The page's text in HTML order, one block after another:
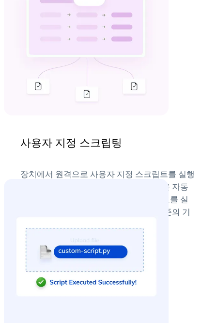
수 있습니다.
사용자 지정 스크립팅
장치에서 원격으로 사용자 지정 스크립트를 실행
하여 복잡하고 시간이 오래 걸리는 작업을 자동
화하는 고급 기능을 활용하세요. 스크립트를 실
행하여 사용자 상호 작용 없이 시스템 수준의 기